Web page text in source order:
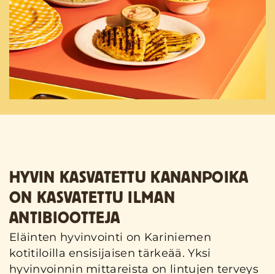
HYVIN KASVATETTU KANANPOIKA
ON KASVATETTU ILMAN
ANTIBIOOTTEJA
Eläinten hyvinvointi on Kariniemen
kotitiloilla ensisijaisen tärkeää. Yksi
hyvinvoinnin mittareista on lintujen terveys